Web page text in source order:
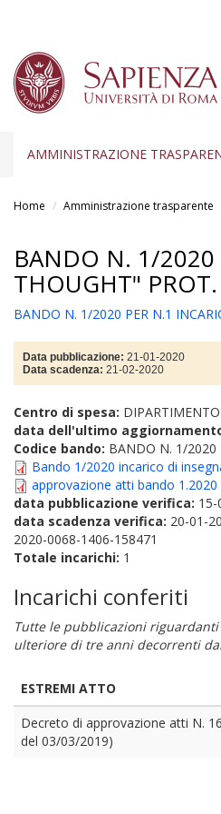
AMMINISTRAZIONE
Home Amministrazione trasparente
BANDO N. 1/2020
THOUGHT"
BANDO N. 1/2020 PER N.1
Data pubblicazione: 21-01-2020
Data scadenza: 21-02-2020
Centro di spesa:
data dell'ultimo
Codice bando: BANDO N. 1/2020
Bando 1/2020 incarico di
approvazione atti bando
data pubblicazione verifica: 15-
data scadenza verifica: 20-01-
2020-0068-1406-158471
Totale incarichi: 1
Incarichi conferiti
Tutte le pubblicazioni
ulteriore di tre anni decorrenti
ESTREMI ATTO
Decreto di approvazione atti N.
del 03/03/2019)